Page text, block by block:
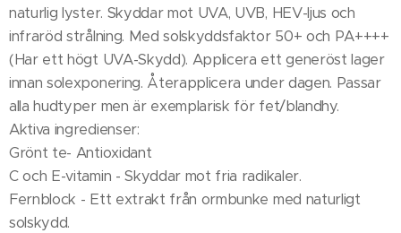
naturlig lyster. Skyddar mot UVA, UVB, HEV-ljus och
infraröd strålning. Med solskyddsfaktor 50+ och PA++++
(Har ett högt UVA-Skydd). Applicera ett generöst lager
innan solexponering. Återapplicera under dagen. Passar
alla hudtyper men är exemplarisk för fet/blandhy.
Aktiva ingredienser:
Grönt te- Antioxidant
C och E-vitamin - Skyddar mot fria radikaler.
Fernblock - Ett extrakt från ormbunke med naturligt
solskydd.